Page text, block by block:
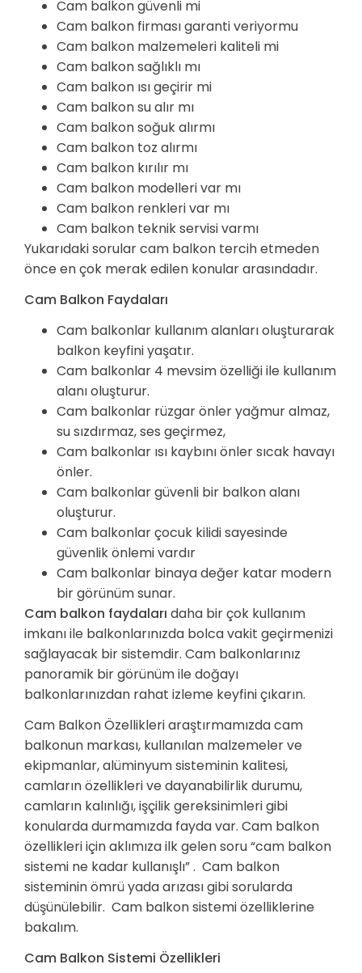
Cam balkon güvenli mi
Cam balkon firması garanti veriyormu
Cam balkon malzemeleri kaliteli mi
Cam balkon sağlıklı mı
Cam balkon ısı geçirir mi
Cam balkon su alır mı
Cam balkon soğuk alırmı
Cam balkon toz alırmı
Cam balkon kırılır mı
Cam balkon modelleri var mı
Cam balkon renkleri var mı
Cam balkon teknik servisi varmı
Yukarıdaki sorular cam balkon tercih etmeden
önce en çok merak edilen konular arasındadır.
Cam Balkon Faydaları
Cam balkonlar kullanım alanları oluşturarak
balkon keyfini yaşatır.
Cam balkonlar 4 mevsim özelliği ile kullanım
alanı oluşturur.
Cam balkonlar rüzgar önler yağmur almaz,
su sızdırmaz, ses geçirmez,
Cam balkonlar ısı kaybını önler sıcak havayı
önler.
Cam balkonlar güvenli bir balkon alanı
oluşturur.
Cam balkonlar çocuk kilidi sayesinde
güvenlik önlemi vardır
Cam balkonlar binaya değer katar modern
bir görünüm sunar.
Cam balkon faydaları daha bir çok kullanım
imkanı ile balkonlarınızda bolca vakit geçirmenizi
sağlayacak bir sistemdir. Cam balkonlarınız
panoramik bir görünüm ile doğayı
balkonlarınızdan rahat izleme keyfini çıkarın.
Cam Balkon Özellikleri araştırmamızda cam
balkonun markası, kullanılan malzemeler ve
ekipmanlar, alüminyum sisteminin kalitesi,
camların özellikleri ve dayanabilirlik durumu,
camların kalınlığı, işçilik gereksinimleri gibi
konularda durmamızda fayda var. Cam balkon
özellikleri için aklımıza ilk gelen soru “cam balkon
sistemi ne kadar kullanışlı” . Cam balkon
sisteminin ömrü yada arızası gibi sorularda
düşünülebilir. Cam balkon sistemi özelliklerine
bakalım.
Cam Balkon Sistemi Özellikleri